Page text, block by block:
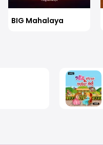
BIG Mahalaya